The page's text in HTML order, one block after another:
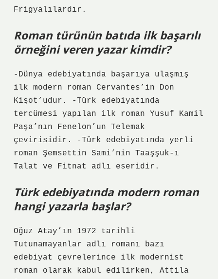
Frigyalılardır.
Roman türünün batıda ilk başarılı
örneğini veren yazar kimdir?
-Dünya edebiyatında başarıya ulaşmış
ilk modern roman Cervantes’in Don
Kişot’udur. -Türk edebiyatında
tercümesi yapılan ilk roman Yusuf Kamil
Paşa’nın Fenelon’un Telemak
çevirisidir. -Türk edebiyatında yerli
roman Şemsettin Sami’nin Taaşşuk-ı
Talat ve Fitnat adlı eseridir.
Türk edebiyatında modern roman
hangi yazarla başlar?
Oğuz Atay’ın 1972 tarihli
Tutunamayanlar adlı romanı bazı
edebiyat çevrelerince ilk modernist
roman olarak kabul edilirken, Attila